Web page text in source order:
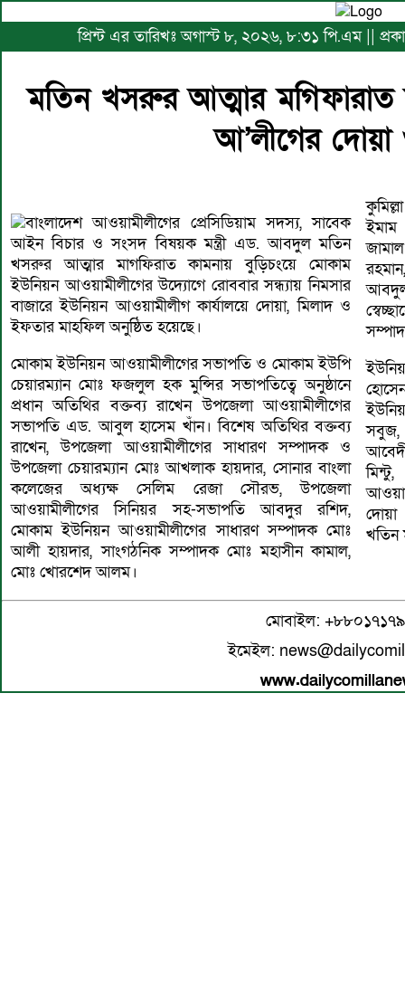
প্রিন্ট এর তারিখঃ অগাস্ট ৮, ২০২৬, ৮:৩১ পি.এম ||
মতিন খসরুর আত্মার
আ’লীগের দোয়া
বাংলাদেশ আওয়ামীলীগের প্রেসিডিয়াম সদস্য, সাবেক
আইন বিচার ও সংসদ বিষয়ক মন্ত্রী এড. আবদুল মতিন
খসরুর আত্মার মাগফিরাত কামনায় বুড়িচংয়ে মোকাম
ইউনিয়ন আওয়ামীলীগের উদ্যোগে রোববার সন্ধ্যায় নিমসার
বাজারে ইউনিয়ন আওয়ামীলীগ কার্যালয়ে দোয়া, মিলাদ ও
ইফতার মাহফিল অনুষ্ঠিত হয়েছে।
মোকাম ইউনিয়ন আওয়ামীলীগের সভাপতি ও মোকাম ইউপি
চেয়ারম্যান মোঃ ফজলুল হক মুন্সির সভাপতিত্বে অনুষ্ঠানে
প্রধান অতিথির বক্তব্য রাখেন উপজেলা আওয়ামীলীগের
সভাপতি এড. আবুল হাসেম খাঁন। বিশেষ অতিথির বক্তব্য
রাখেন, উপজেলা আওয়ামীলীগের সাধারণ সম্পাদক ও
উপজেলা চেয়ারম্যান মোঃ আখলাক হায়দার, সোনার বাংলা
কলেজের অধ্যক্ষ সেলিম রেজা সৌরভ, উপজেলা
আওয়ামীলীগের সিনিয়র সহ-সভাপতি আবদুর রশিদ,
মোকাম ইউনিয়ন আওয়ামীলীগের সাধারণ সম্পাদক মোঃ
আলী হায়দার, সাংগঠনিক সম্পাদক মোঃ মহাসীন কামাল,
মোঃ খোরশেদ আলম।
ইমাম
রহমান,
সবুজ,
দোয়া
খতিন
মোবাইল:
ইমেইল: